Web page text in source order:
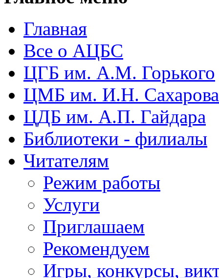
Главная
Все о АЦБС
ЦГБ им. А.М. Горького
ЦМБ им. И.Н. Сахарова
ЦДБ им. А.П. Гайдара
Библиотеки - филиалы
Читателям
Режим работы
Услуги
Приглашаем
Рекомендуем
Игры, конкурсы,